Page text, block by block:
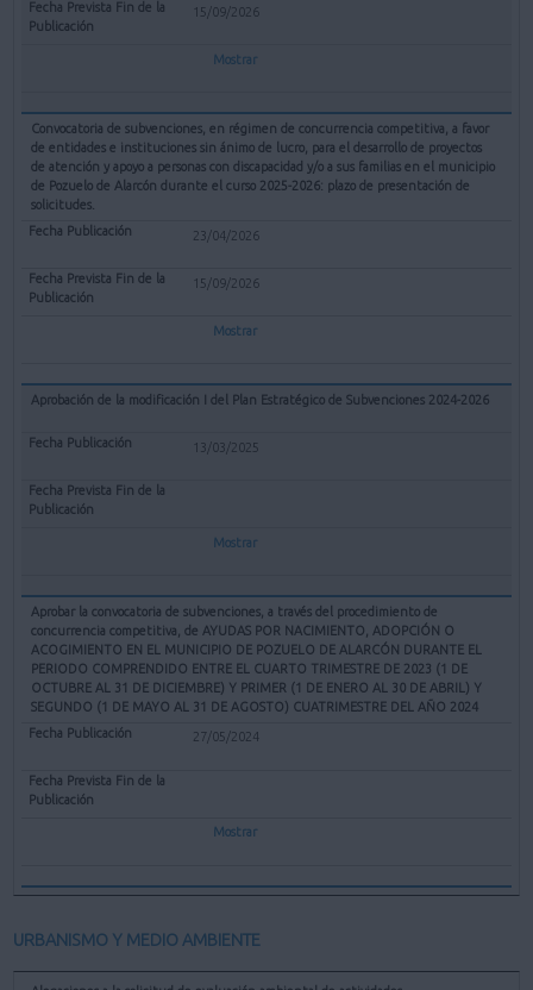
15/09/2026
Mostrar
Convocatoria de subvenciones, en régimen de concurrencia competitiva, a favor
de entidades e instituciones sin ánimo de lucro, para el desarrollo de proyectos
de atención y apoyo a personas con discapacidad y/o a sus familias en el municipio
de Pozuelo de Alarcón durante el curso 2025-2026: plazo de presentación de
solicitudes.
23/04/2026
15/09/2026
Mostrar
Aprobación de la modificación I del Plan Estratégico de Subvenciones 2024-2026
13/03/2025
Mostrar
Aprobar la convocatoria de subvenciones, a través del procedimiento de
concurrencia competitiva, de AYUDAS POR NACIMIENTO, ADOPCIÓN O
ACOGIMIENTO EN EL MUNICIPIO DE POZUELO DE ALARCÓN DURANTE EL
PERIODO COMPRENDIDO ENTRE EL CUARTO TRIMESTRE DE 2023 (1 DE
OCTUBRE AL 31 DE DICIEMBRE) Y PRIMER (1 DE ENERO AL 30 DE ABRIL) Y
SEGUNDO (1 DE MAYO AL 31 DE AGOSTO) CUATRIMESTRE DEL AÑO 2024
27/05/2024
Mostrar
URBANISMO Y MEDIO AMBIENTE